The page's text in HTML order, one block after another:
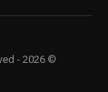
© 2026 - urdunewsinternational.pk. All Rights Reserved.